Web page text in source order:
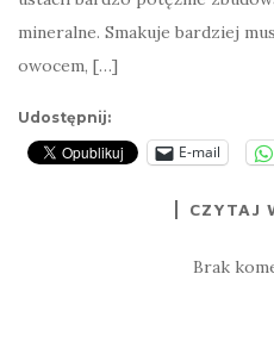
mineralne. Smakuje bardziej
owocem, […]
Udostępnij:
E-mail
CZYTAJ
Brak